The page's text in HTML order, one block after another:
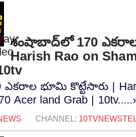
శంషాబాద్‌లో 170
Harish Rao on
భూమి కొట్టేసారు |
Acer land Grab |
CHANNEL: